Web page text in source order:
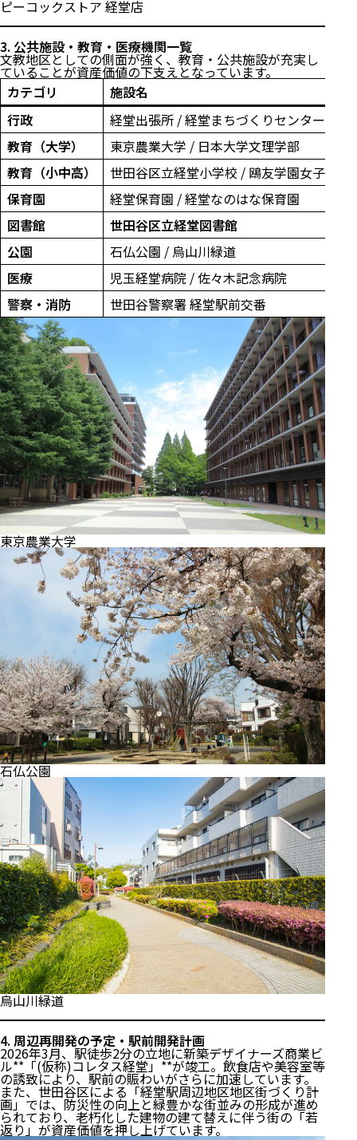
ピーコックストア 経堂店
3. 公共施設・教育・医療機関一覧
文教地区としての側面が強く、教育・公共施設が充実し
ていることが資産価値の下支えとなっています。
カテゴリ
施設名
行政
経堂出張所 / 経堂まちづくりセンター
教育（大学）
東京農業大学 / 日本大学文理学部
教育（小中高）
世田谷区立経堂小学校 / 鴎友学園女子中学
保育園
経堂保育園 / 経堂なのはな保育園
図書館
世田谷区立経堂図書館
公園
石仏公園 / 烏山川緑道
医療
児玉経堂病院 / 佐々木記念病院
警察・消防
世田谷警察署 経堂駅前交番
東京農業大学
石仏公園
烏山川緑道
4. 周辺再開発の予定・駅前開発計画
2026年3月、駅徒歩2分の立地に新築デザイナーズ商業ビ
ル**「(仮称)コレタス経堂」**が竣工。飲食店や美容室等
の誘致により、駅前の賑わいがさらに加速しています。
また、世田谷区による「経堂駅周辺地区地区街づくり計
画」では、防災性の向上と緑豊かな街並みの形成が進め
られており、老朽化した建物の建て替えに伴う街の「若
返り」が資産価値を押し上げています。